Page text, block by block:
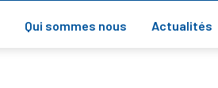
Qui sommes nous Actualités